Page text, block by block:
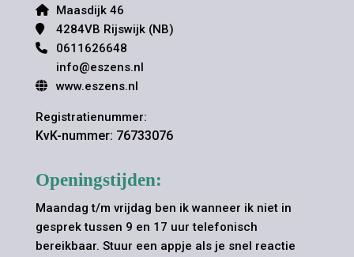
Maasdijk 46
4284VB Rijswijk (NB)
0611626648
info@eszens.nl
www.eszens.nl
Registratienummer:
KvK-nummer: 76733076
Openingstijden:
Maandag t/m vrijdag ben ik wanneer ik niet in
gesprek tussen 9 en 17 uur telefonisch
bereikbaar. Stuur een appje als je snel reactie